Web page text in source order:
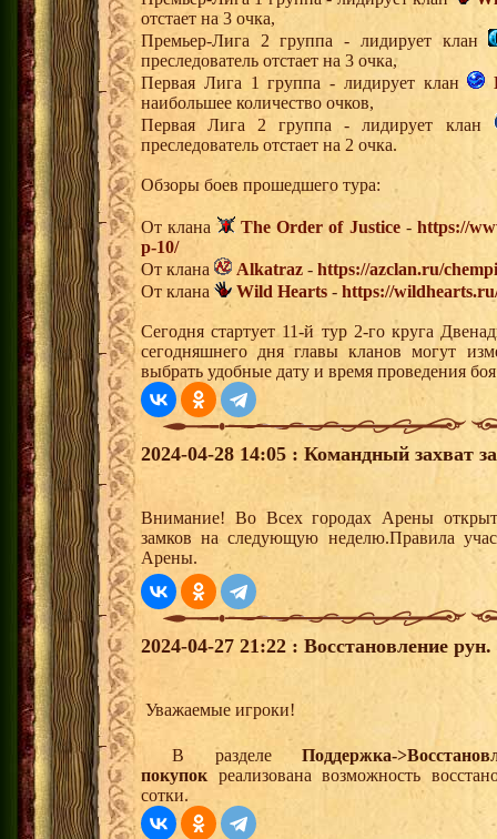
отстает на 3 очка,
Премьер-Лига 2 группа - лидирует клан
преследователь отстает на 3 очка,
Первая Лига 1 группа - лидирует клан
наибольшее количество очков,
Первая Лига 2 группа - лидирует клан
преследователь отстает на 2 очка.
Обзоры боев прошедшего тура:
От клана The Order of Justice- https://
p-10/
От клана
Alkatraz - https://azclan.ru/
От клана
Wild Hearts - https://
Сегодня стартует 11-й тур 2-го круга
сегодняшнего дня главы кланов могут
выбрать удобные дату и время проведения
2024-04-28 14:05 : Командный захват
Внимание! Во Всех городах Арены
замков на следующую неделю.Правила
Арены.
2024-04-27 21:22 : Восстановление рун.
Уважаемые игроки!
В разделеПоддержка-
покупок реализована возможность
сотки.